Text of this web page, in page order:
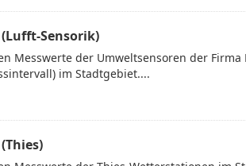
Sensorik)
Messwerte der Umweltsensoren der Firma
im Stadtgebiet....